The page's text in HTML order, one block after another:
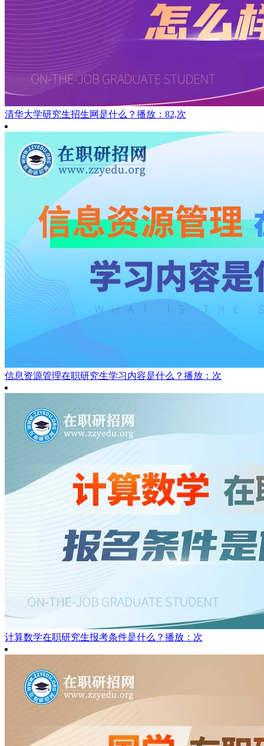
清华大学研究生招生网是什么？ 播放：82,次
信息资源管理在职研究生学习内容是什么？ 播放：次
计算数学在职研究生报考条件是什么？ 播放：次